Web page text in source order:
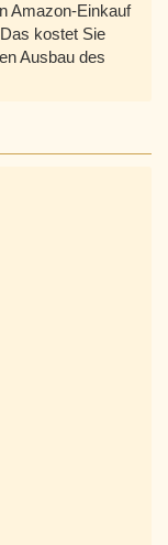
Amazon-Einkauf
kostet Sie
Ausbau des